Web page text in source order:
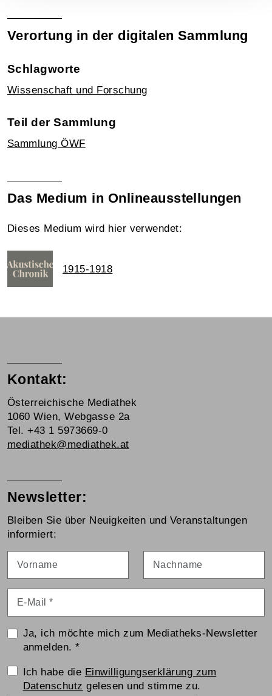
Verortung in der digitalen Sammlung
Schlagworte
Wissenschaft und Forschung
Teil der Sammlung
Sammlung ÖWF
Das Medium in Onlineausstellungen
Dieses Medium wird hier verwendet:
1915-1918
Kontakt:
Österreichische Mediathek
1060 Wien, Webgasse 2a
Tel. +43 1 5973669-0
mediathek@mediathek.at
Newsletter:
Bleiben Sie über Neuigkeiten und Veranstaltungen
informiert:
Ja, ich möchte mich zum Mediatheks-Newsletter
anmelden.*
Einwilligungserklärung
Ich habe die Einwilligungserklärung zum
Datenschutz gelesen und stimme zu.